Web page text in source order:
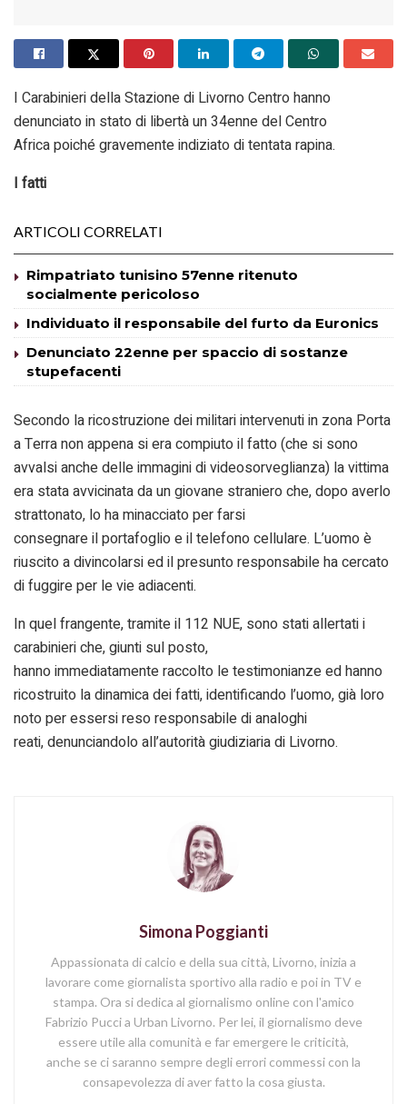
I Carabinieri della Stazione di Livorno Centro hanno
denunciato in stato di libertà un 34enne del Centro
Africa poiché gravemente indiziato di tentata rapina.
I fatti
ARTICOLI CORRELATI
Rimpatriato tunisino 57enne ritenuto
socialmente pericoloso
Individuato il responsabile del furto da Euronics
Denunciato 22enne per spaccio di sostanze
stupefacenti
Secondo la ricostruzione dei militari intervenuti in zona Porta
a Terra non appena si era compiuto il fatto (che si sono
avvalsi anche delle immagini di videosorveglianza) la vittima
era stata avvicinata da un giovane straniero che, dopo averlo
strattonato, lo ha minacciato per farsi
consegnare il portafoglio e il telefono cellulare. L’uomo è
riuscito a divincolarsi ed il presunto responsabile ha cercato
di fuggire per le vie adiacenti.
In quel frangente, tramite il 112 NUE, sono stati allertati i
carabinieri che, giunti sul posto,
hanno immediatamente raccolto le testimonianze ed hanno
ricostruito la dinamica dei fatti, identificando l’uomo, già loro
noto per essersi reso responsabile di analoghi
reati, denunciandolo all’autorità giudiziaria di Livorno.
Simona Poggianti
Appassionata di calcio e della sua città, Livorno, inizia a
lavorare come giornalista sportivo alla radio e poi in TV e
stampa. Ora si dedica al giornalismo online con l'amico
Fabrizio Pucci a Urban Livorno. Per lei, il giornalismo deve
essere utile alla comunità e far emergere le criticità,
anche se ci saranno sempre degli errori commessi con la
consapevolezza di aver fatto la cosa giusta.